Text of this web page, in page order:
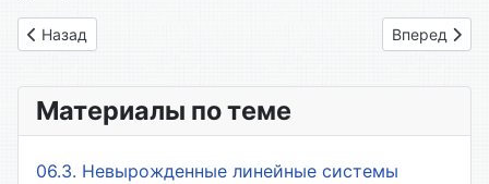
Предыдущий: 73. Градиент
Назад Следующий:
Вперед
Материалы по теме
06.3. Невырожденные линейные системы